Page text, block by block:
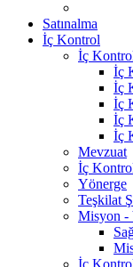
Satınalma
İç Kontrol
İç
İç
İç
İç
İç
İç
Mevzuat
İç
Yönerge
Teşkilat
Misyon -
İç Kontrol